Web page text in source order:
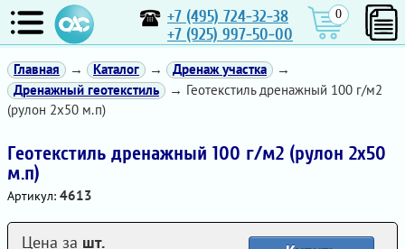
+7 (495) 724-32-38
+7 (925) 997-50-00
0
Главная → Каталог → Дренаж участка
→
Дренажный геотекстиль
→ Геотекстиль дренажный 100 г/м2
(рулон 2х50 м.п)
Геотекстиль дренажный 100 г/м2 (рулон 2х50
м.п)
Артикул: 4613
Цена за шт.